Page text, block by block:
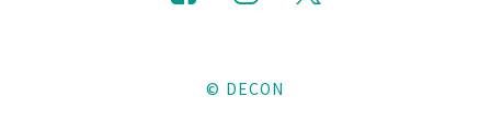
© DECON